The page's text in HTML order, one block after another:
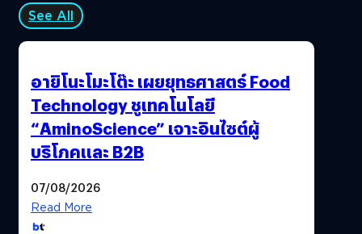
See All
อายิโนะโมะโต๊ะ เผยยุทธศาสตร์ Food
Technology ชูเทคโนโลยี
“AminoScience” เจาะอินไซต์ผู้
บริโภคและ B2B
07/08/2026
Read More